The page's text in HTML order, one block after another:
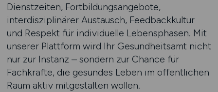
Dienstzeiten, Fortbildungsangebote,
interdisziplinärer Austausch, Feedbackkultur
und Respekt für individuelle Lebensphasen. Mit
unserer Plattform wird Ihr Gesundheitsamt nicht
nur zur Instanz – sondern zur Chance für
Fachkräfte, die gesundes Leben im öffentlichen
Raum aktiv mitgestalten wollen.